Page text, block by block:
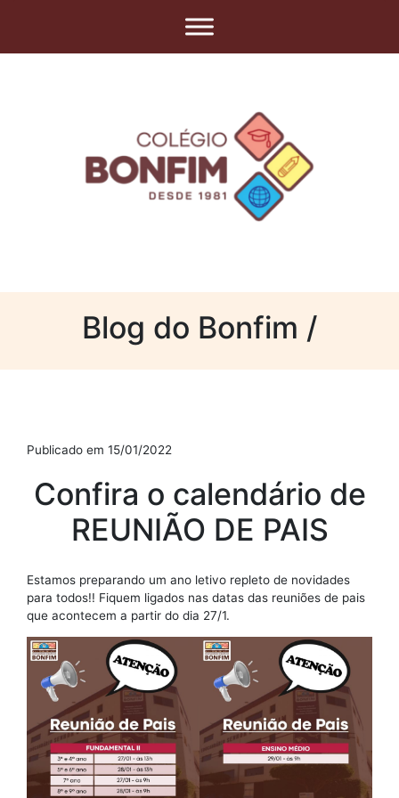
Blog do Bonfim /
Publicado em 15/01/2022
Confira o calendário de
REUNIÃO DE PAIS
Estamos preparando um ano letivo repleto de novidades
para todos!! Fiquem ligados nas datas das reuniões de pais
que acontecem a partir do dia 27/1.